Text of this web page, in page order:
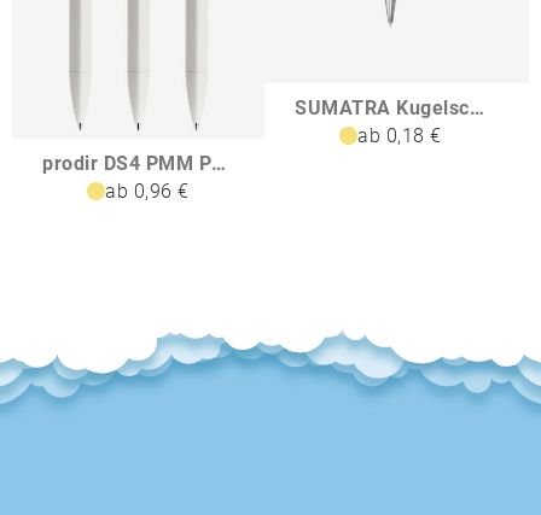
prodir DS4 PMM Push Kugelschreiber
ab 0,96 €
SUMATRA Kugelschreiber aus Bambus
ab 0,18 €